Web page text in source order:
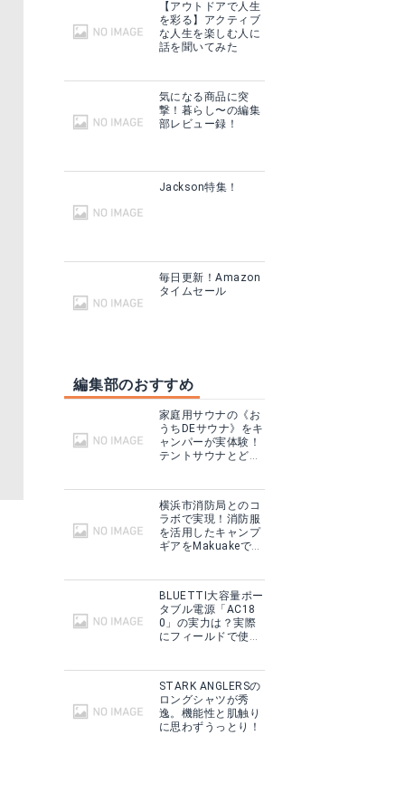
【アウトドアで人生
を彩る】アクティブ
な人生を楽しむ人に
話を聞いてみた
気になる商品に突
撃！暮らし〜の編集
部レビュー録！
Jackson特集！
毎日更新！Amazon
タイムセール
編集部のおすすめ
家庭用サウナの《お
うちDEサウナ》をキ
ャンパーが実体験！
テントサウナとどこ
横浜市消防局とのコ
ラボで実現！消防服
を活用したキャンプ
ギアをMakuakeで予
BLUETTI大容量ポー
タブル電源「AC18
0」の実力は？実際
にフィールドで使用
STARK ANGLERSの
ロングシャツが秀
逸。機能性と肌触り
に思わずうっとり！